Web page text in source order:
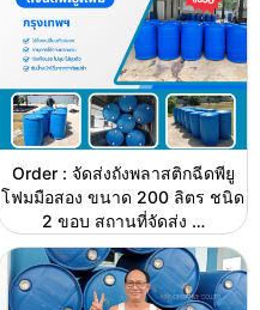
Order : จัดส่งถังพลาสติกฉีดพียู
โฟมมือสอง ขนาด 200 ลิตร ชนิด
2 ขอบ สถานที่จัดส่ง …